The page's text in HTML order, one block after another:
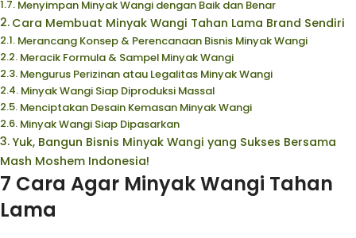
Menyimpan Minyak Wangi dengan Baik dan Benar
Cara Membuat Minyak Wangi Tahan Lama Brand Sendiri
Merancang Konsep & Perencanaan Bisnis Minyak Wangi
Meracik Formula & Sampel Minyak Wangi
Mengurus Perizinan atau Legalitas Minyak Wangi
Minyak Wangi Siap Diproduksi Massal
Menciptakan Desain Kemasan Minyak Wangi
Minyak Wangi Siap Dipasarkan
Yuk, Bangun Bisnis Minyak Wangi yang Sukses Bersama
Mash Moshem Indonesia!
7 Cara Agar Minyak Wangi Tahan
Lama